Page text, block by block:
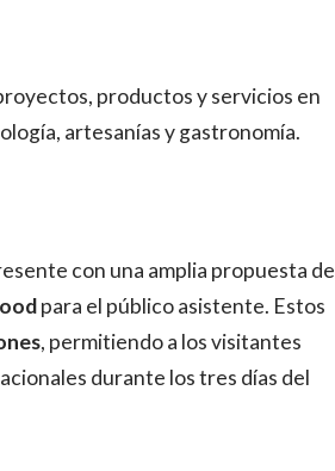
productos y servicios en
artesanías y gastronomía.
con una amplia propuesta de
para el público asistente. Estos
, permitiendo a los visitantes
durante los tres días del